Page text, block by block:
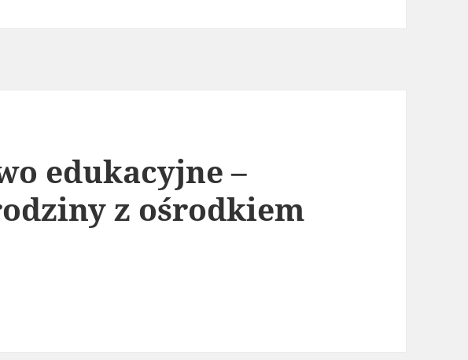
edukacyjne –
z ośrodkiem
edukacyjne – synergia rodziny z ośrodkiem